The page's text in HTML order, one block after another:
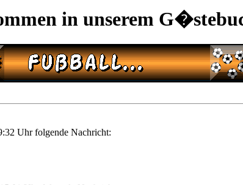
in unserem
Uhr folgende Nachricht: